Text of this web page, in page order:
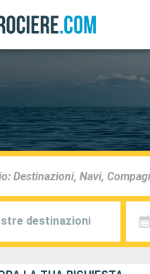
destinazioni